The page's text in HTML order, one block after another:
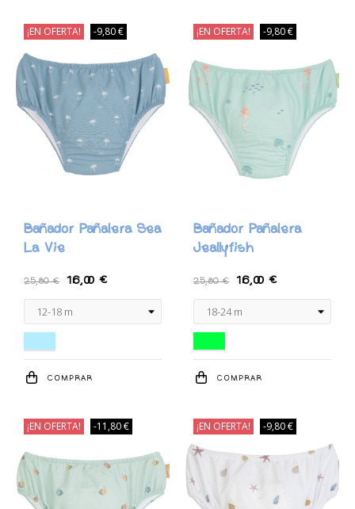
¡EN OFERTA! -9,80 €
Bañador Pañalera Sea
La Vie
25,80 € 16,00 €
COMPRAR
¡EN OFERTA! -9,80 €
Bañador Pañalera
Jeallyfish
25,80 € 16,00 €
COMPRAR
¡EN OFERTA! -11,80 € ¡EN OFERTA! -9,80 €